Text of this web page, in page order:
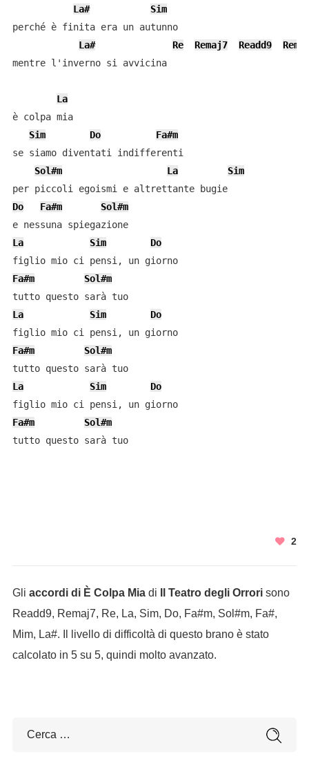
La#
Sim
perché è finita era un autunno
La#
Re Remaj7 Readd9
mentre l'inverno si avvicina
La
è colpa mia
Sim
Do
Fa#m
se siamo diventati indifferenti
Sol#m
La
Sim
per piccoli egoismi e altrettante bugie
Do
Fa#m
Sol#m
e nessuna spiegazione
La
Sim
Do
figlio mio ci pensi, un giorno
Fa#m
Sol#m
tutto questo sarà tuo
La
Sim
Do
figlio mio ci pensi, un giorno
Fa#m
Sol#m
tutto questo sarà tuo
La
Sim
Do
figlio mio ci pensi, un giorno
Fa#m
Sol#m
tutto questo sarà tuo
2
Gli accordi di È Colpa Miadi Il Teatro degli Orrorisono
Readd9, Remaj7, Re, La, Sim, Do, Fa#m, Sol#m, Fa#,
Mim, La#. Il livello di difficoltà di questo brano è stato
calcolato in 5 su 5, quindi molto avanzato.